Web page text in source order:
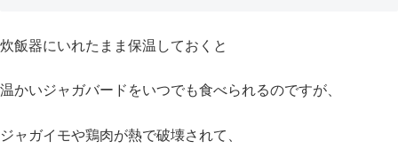
炊飯器にいれたまま保温しておくと
温かいジャガバードをいつでも食べられるのですが、
ジャガイモや鶏肉が熱で破壊されて、